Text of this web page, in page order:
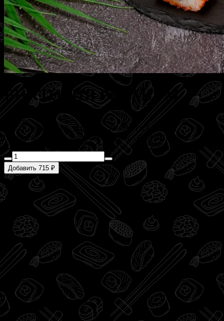
ВИКТОРИЯ PREMIUM
АВОКАДО, ИКРА ТОБИКА, КРЕВЕТКА, НОРИ,
Обжаренный лосось в соусе терияки, ОГУРЧИК, РИС,
СЛИВОЧНЫЙ СЫР, СОУС СПАЙСИ, СОУС УНАГИ
Добавить 715 ₽